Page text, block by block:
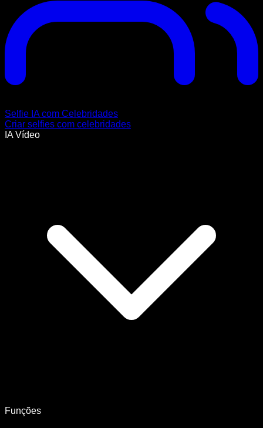
Selfie IA com Celebridades
Criar selfies com celebridades
IA Vídeo
Funções